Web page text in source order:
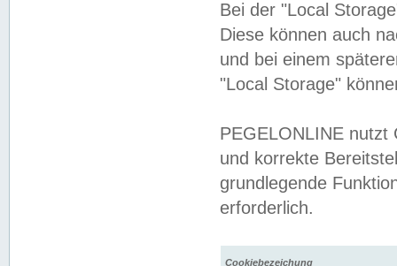
Bei der "Local
Diese können auch
und bei einem
"Local Storage"
PEGELONLINE nutzt
und korrekte
grundlegende
erforderlich.
Cookiebezeichung